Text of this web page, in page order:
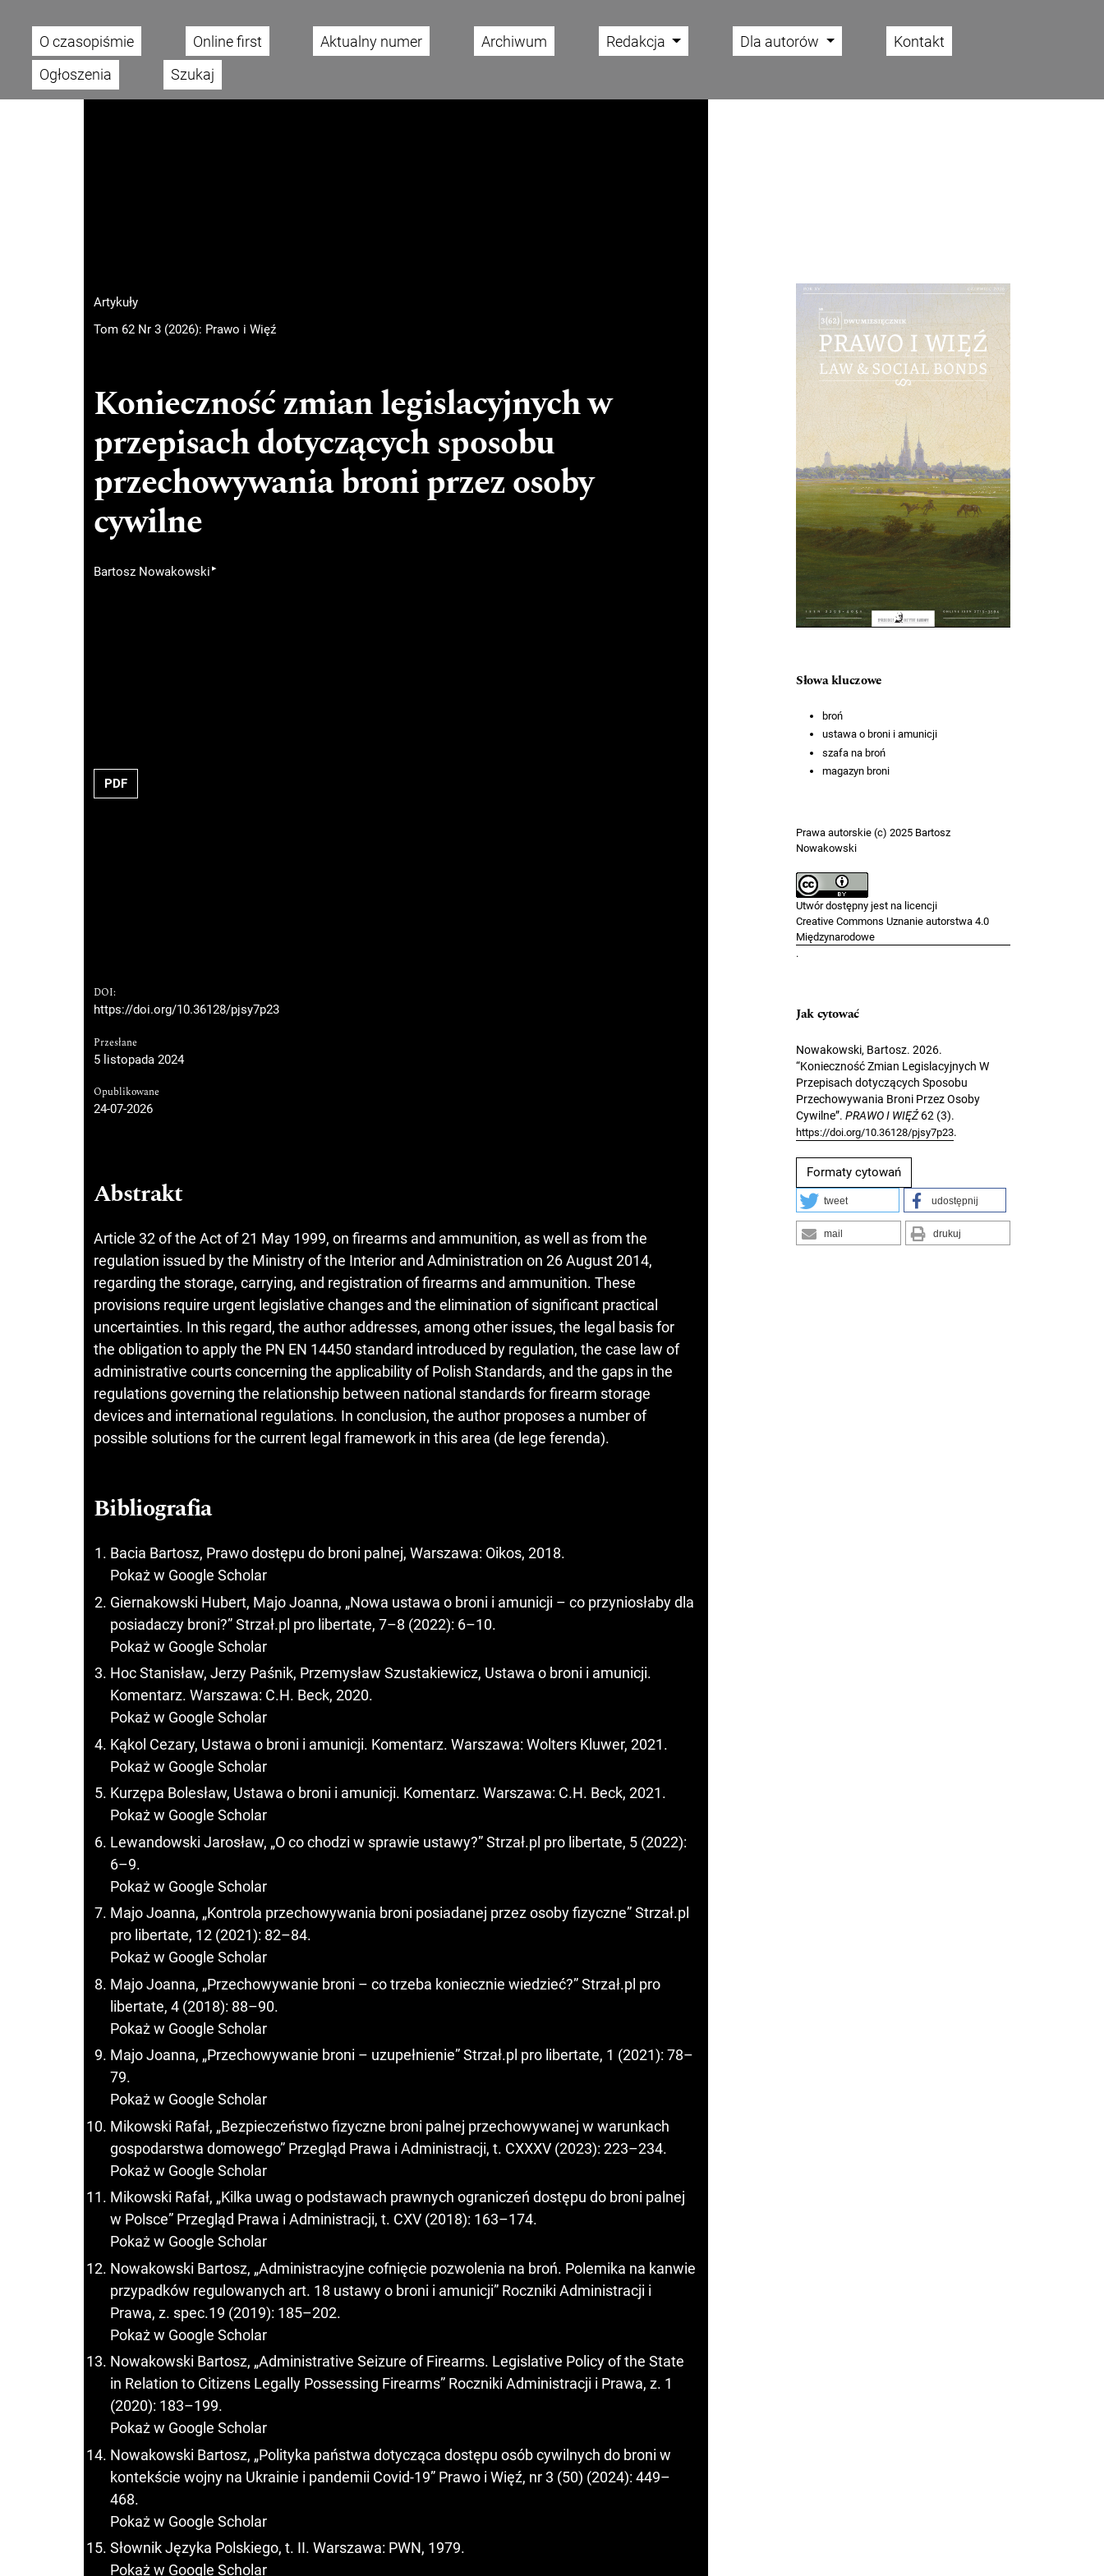
Main menu
O czasopiśmie Online first Aktualny numer Archiwum Redakcja Dla autorów
Kontakt
Ogłoszenia
Szukaj
Artykuły
Tom 62 Nr 3 (2026): Prawo i Więź
Konieczność zmian legislacyjnych w
przepisach dotyczących sposobu
przechowywania broni przez osoby
cywilne
Bartosz Nowakowski ▸
PDF
DOI:
https://doi.org/10.36128/pjsy7p23
Przesłane
5 listopada 2024
Opublikowane
24-07-2026
Abstrakt
Article 32 of the Act of 21 May 1999, on firearms and ammunition, as well as from the
regulation issued by the Ministry of the Interior and Administration on 26 August 2014,
regarding the storage, carrying, and registration of firearms and ammunition. These
provisions require urgent legislative changes and the elimination of significant practical
uncertainties. In this regard, the author addresses, among other issues, the legal basis for
the obligation to apply the PN EN 14450 standard introduced by regulation, the case law of
administrative courts concerning the applicability of Polish Standards, and the gaps in the
regulations governing the relationship between national standards for firearm storage
devices and international regulations. In conclusion, the author proposes a number of
possible solutions for the current legal framework in this area (de lege ferenda).
Bibliografia
Bacia Bartosz, Prawo dostępu do broni palnej, Warszawa: Oikos, 2018.
Pokaż w Google Scholar
Giernakowski Hubert, Majo Joanna, „Nowa ustawa o broni i amunicji – co przyniosłaby dla
posiadaczy broni?” Strzał.pl pro libertate, 7–8 (2022): 6–10.
Pokaż w Google Scholar
Hoc Stanisław, Jerzy Paśnik, Przemysław Szustakiewicz, Ustawa o broni i amunicji.
Komentarz. Warszawa: C.H. Beck, 2020.
Pokaż w Google Scholar
Kąkol Cezary, Ustawa o broni i amunicji. Komentarz. Warszawa: Wolters Kluwer, 2021.
Pokaż w Google Scholar
Kurzępa Bolesław, Ustawa o broni i amunicji. Komentarz. Warszawa: C.H. Beck, 2021.
Pokaż w Google Scholar
Lewandowski Jarosław, „O co chodzi w sprawie ustawy?” Strzał.pl pro libertate, 5 (2022):
6–9.
Pokaż w Google Scholar
Majo Joanna, „Kontrola przechowywania broni posiadanej przez osoby fizyczne” Strzał.pl
pro libertate, 12 (2021): 82–84.
Pokaż w Google Scholar
Majo Joanna, „Przechowywanie broni – co trzeba koniecznie wiedzieć?” Strzał.pl pro
libertate, 4 (2018): 88–90.
Pokaż w Google Scholar
Majo Joanna, „Przechowywanie broni – uzupełnienie” Strzał.pl pro libertate, 1 (2021): 78–
79.
Pokaż w Google Scholar
Mikowski Rafał, „Bezpieczeństwo fizyczne broni palnej przechowywanej w warunkach
gospodarstwa domowego” Przegląd Prawa i Administracji, t. CXXXV (2023): 223–234.
Pokaż w Google Scholar
Mikowski Rafał, „Kilka uwag o podstawach prawnych ograniczeń dostępu do broni palnej
w Polsce” Przegląd Prawa i Administracji, t. CXV (2018): 163–174.
Pokaż w Google Scholar
Nowakowski Bartosz, „Administracyjne cofnięcie pozwolenia na broń. Polemika na kanwie
przypadków regulowanych art. 18 ustawy o broni i amunicji” Roczniki Administracji i
Prawa, z. spec.19 (2019): 185–202.
Pokaż w Google Scholar
Nowakowski Bartosz, „Administrative Seizure of Firearms. Legislative Policy of the State
in Relation to Citizens Legally Possessing Firearms” Roczniki Administracji i Prawa, z. 1
(2020): 183–199.
Pokaż w Google Scholar
Nowakowski Bartosz, „Polityka państwa dotycząca dostępu osób cywilnych do broni w
kontekście wojny na Ukrainie i pandemii Covid-19” Prawo i Więź, nr 3 (50) (2024): 449–
468.
Pokaż w Google Scholar
Słownik Języka Polskiego, t. II. Warszawa: PWN, 1979.
Pokaż w Google Scholar
Cover image
Słowa kluczowe
broń
ustawa o broni i amunicji
szafa na broń
magazyn broni
Prawa autorskie (c) 2025 Bartosz
Nowakowski
Utwór dostępny jest na licencji
Creative Commons Uznanie autorstwa 4.0
Międzynarodowe
.
Jak cytować
Nowakowski, Bartosz. 2026.
“Konieczność Zmian Legislacyjnych W
Przepisach dotyczących Sposobu
Przechowywania Broni Przez Osoby
Cywilne”. PRAWO I WIĘŹ62 (3).
https://doi.org/10.36128/pjsy7p23.
Formaty cytowań
tweet udostępnij
mail drukuj